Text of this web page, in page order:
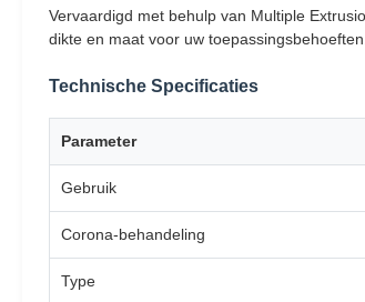
Vervaardigd met behulp van Multiple
dikte en maat voor uw toepassingsbehoeften.
Technische Specificaties
Parameter
Gebruik
Corona-behandeling
Type